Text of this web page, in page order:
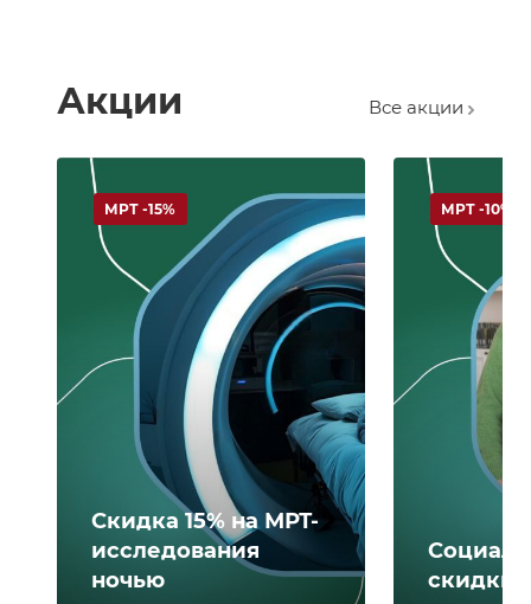
Акции Все акции
Скидка 15% на МРТ-
исследования
ночью
МРТ -15%
скидки
МРТ -10%